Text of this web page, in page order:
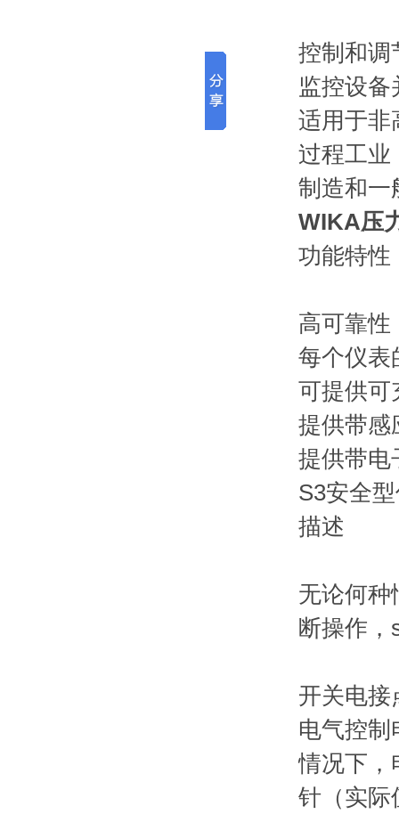
控制和调
监控设
适用于非
过程工业
制造和一
WIKA压
功能特性
高可靠性
每个仪表
可提供可
提供带感
提供带电
S3安全
描述
无论何种
断操作
开关电接
电气控制
情况下，
针（实际